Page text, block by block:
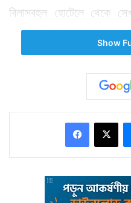
বিলাসবহুল হোটেলে থেকে
প্রবণতা তৈরি হয়।
Show